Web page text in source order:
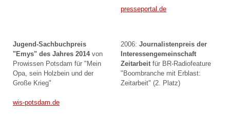
presseportal.de
Jugend-Sachbuchpreis
"Emys" des Jahres 2014von
Prowissen Potsdam für "Mein
Opa, sein Holzbein und der
Große Krieg"
wis-potsdam.de
2006:Journalistenpreis der
Interessengemeinschaft
Zeitarbeit für BR-Radiofeature
"Boombranche mit Erblast:
Zeitarbeit" (2. Platz)